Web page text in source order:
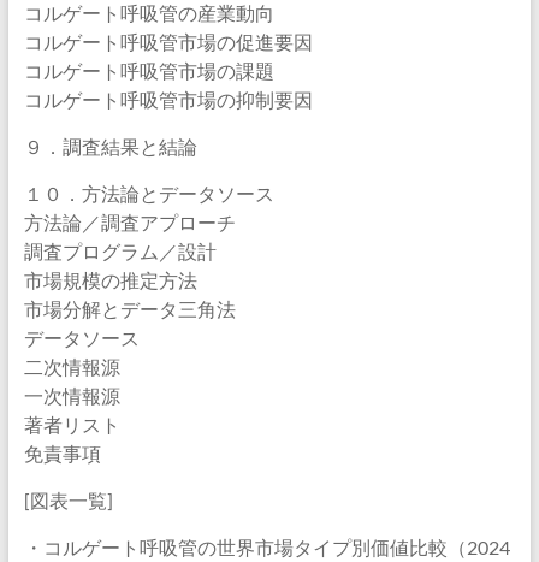
コルゲート呼吸管の産業動向
コルゲート呼吸管市場の促進要因
コルゲート呼吸管市場の課題
コルゲート呼吸管市場の抑制要因
９．調査結果と結論
１０．方法論とデータソース
方法論／調査アプローチ
調査プログラム／設計
市場規模の推定方法
市場分解とデータ三角法
データソース
二次情報源
一次情報源
著者リスト
免責事項
[図表一覧]
・コルゲート呼吸管の世界市場タイプ別価値比較（2024